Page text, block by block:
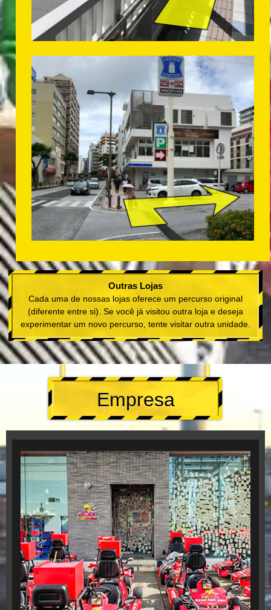
Outras Lojas
Cada uma de nossas lojas oferece um percurso original
(diferente entre si). Se você já visitou outra loja e deseja
experimentar um novo percurso, tente visitar outra unidade.
Empresa